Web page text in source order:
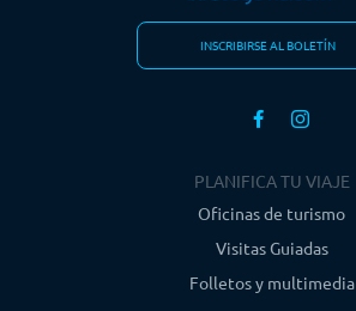
INSCRIBIRSE AL BOLETÍN
PLANIFICA TU VIAJE
Oficinas de turismo
Visitas Guiadas
Folletos y multimedia